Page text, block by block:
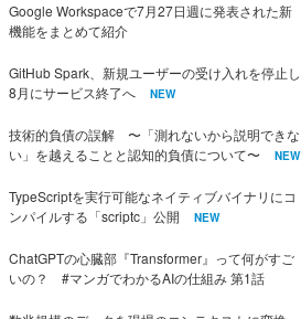
Google Workspaceで7月27日週に発表された新
機能をまとめて紹介
GitHub Spark、新規ユーザーの受け入れを停止し
8月にサービス終了へ
NEW
技術的負債の誤解 〜「測れないから説明できな
い」を越えることと認知的負債について〜
NEW
TypeScriptを実行可能なネイティブバイナリにコ
ンパイルする「scriptc」公開
NEW
ChatGPTの心臓部『Transformer』って何がすご
いの？ #マンガでわかるAIの仕組み 第1話